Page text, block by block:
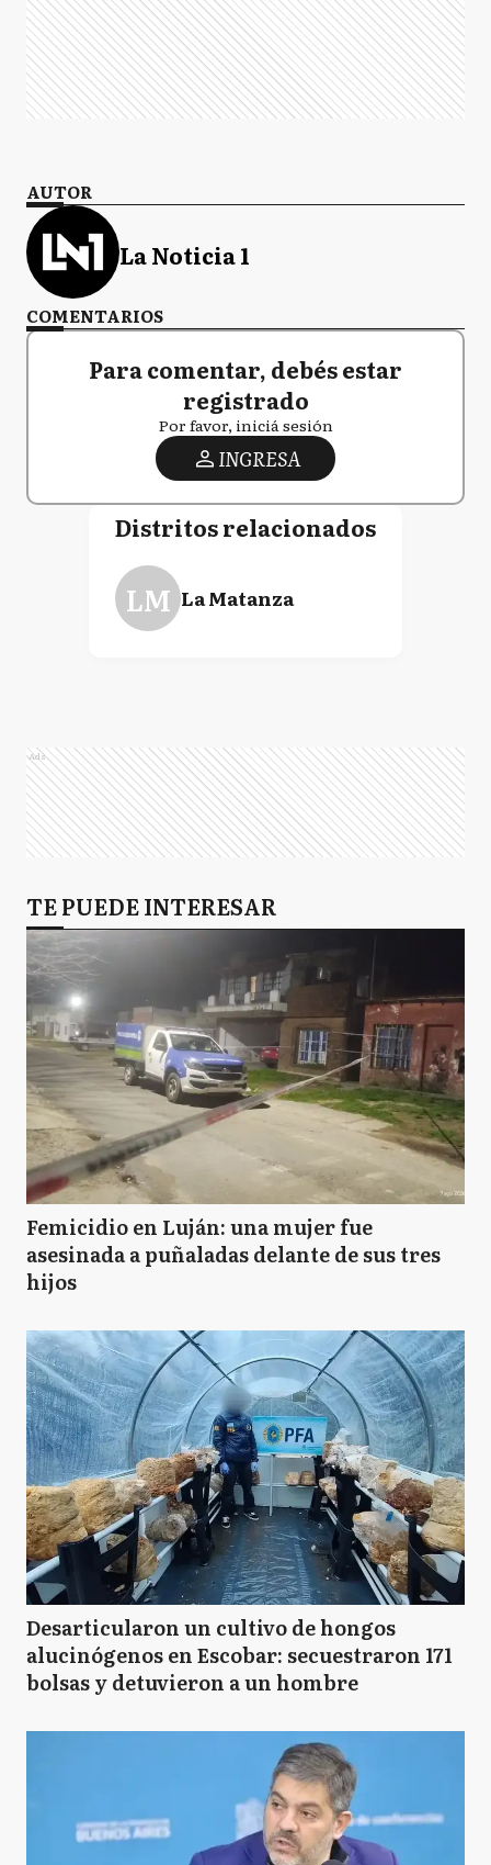
AUTOR
La Noticia 1
COMENTARIOS
Para comentar, debés estar
registrado
Por favor, iniciá sesión
INGRESA
Distritos relacionados
LM La Matanza
Ads
TE PUEDE INTERESAR
Femicidio en Luján: una mujer fue
asesinada a puñaladas delante de sus tres
hijos
Desarticularon un cultivo de hongos
alucinógenos en Escobar: secuestraron 171
bolsas y detuvieron a un hombre